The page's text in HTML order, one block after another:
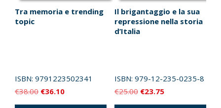
Tra memoria e trending
topic
ISBN: 9791223502341
€38.00 Il
prezzo
€36.10Il
prezzo
Il brigantaggio e la sua
repressione nella storia
d’Italia
ISBN: 979-12-235-0235-8
€25.00 Il
prezzo
€23.75Il
prezzo